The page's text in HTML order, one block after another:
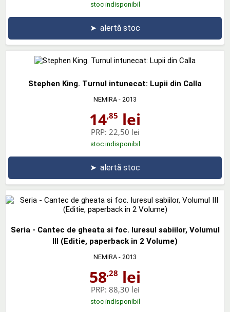
stoc indisponibil
➤ alertă stoc
Stephen King. Turnul intunecat: Lupii din Calla
NEMIRA - 2013
14,85 lei
PRP: 22,50 lei
stoc indisponibil
➤ alertă stoc
Seria - Cantec de gheata si foc. Iuresul sabiilor, Volumul
III (Editie, paperback in 2 Volume)
NEMIRA - 2013
58,28 lei
PRP: 88,30 lei
stoc indisponibil